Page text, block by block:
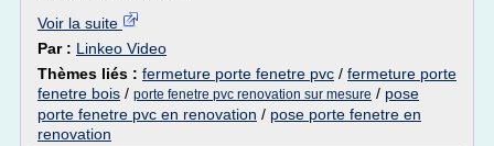
Voir la suite
Par : Linkeo Video
Thèmes liés : fermeture porte fenetre pvc / fermeture porte
fenetre bois / porte fenetre pvc renovation sur mesure / pose
porte fenetre pvc en renovation / pose porte fenetre en
renovation